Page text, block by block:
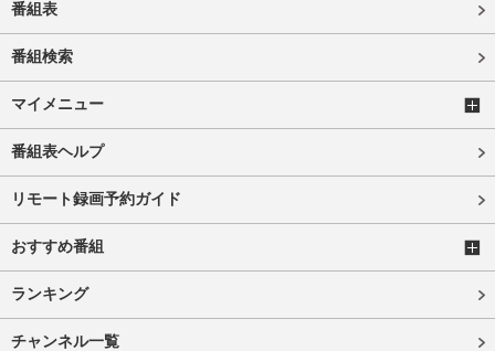
番組表
番組検索
マイメニュー
番組表ヘルプ
リモート録画予約ガイド
おすすめ番組
ランキング
チャンネル一覧